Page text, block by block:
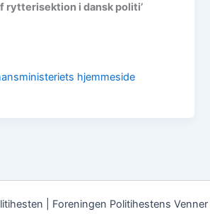
rytterisektion i dansk politi’
hjemmeside
| Foreningen Politihestens Venner